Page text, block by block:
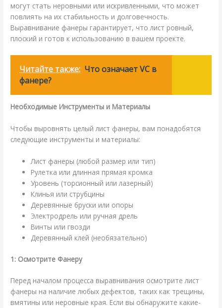
могут стать неровными или искривленными, что может
повлиять на их стабильность и долговечность.
Выравнивание фанеры гарантирует, что лист ровный,
плоский и готов к использованию в вашем проекте.
Читайте также: Что означает VC в
фанере?
Необходимые Инструменты и Материалы
Чтобы выровнять целый лист фанеры, вам понадобятся
следующие инструменты и материалы:
Лист фанеры (любой размер или тип)
Рулетка или длинная прямая кромка
Уровень (торсионный или лазерный)
Клинья или струбцины
Деревянные бруски или опоры
Электродрель или ручная дрель
Винты или гвозди
Деревянный клей (необязательно)
1: Осмотрите Фанеру
Перед началом процесса выравнивания осмотрите лист
фанеры на наличие любых дефектов, таких как трещины,
вмятины или неровные края. Если вы обнаружите какие-